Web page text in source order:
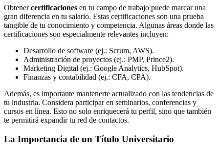
Obtenercertificaciones en tu campo de trabajo puede marcar una
gran diferencia en tu salario. Estas certificaciones son una prueba
tangible de tu conocimiento y competencia. Algunas áreas donde las
certificaciones son especialmente relevantes incluyen:
Desarrollo de software (ej.: Scrum, AWS).
Administración de proyectos (ej.: PMP, Prince2).
Marketing Digital (ej.: Google Analytics, HubSpot).
Finanzas y contabilidad (ej.: CFA, CPA).
Además, es importante mantenerte actualizado con las tendencias de
tu industria. Considera participar en seminarios, conferencias y
cursos en línea. Esto no solo enriquecerá tu perfil, sino que también
te permitirá expandir tu red de contactos.
La Importancia de un Título Universitario